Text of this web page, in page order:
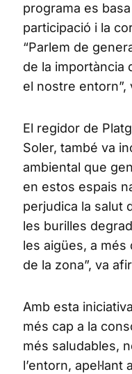
programa es
participació i la
“Parlem de
de la importància
el nostre entorn”,
El regidor de
Soler, també va
ambiental que
en estos espais
perjudica la salut
les burilles
les aigües, a més
de la zona”, va
Amb esta
més cap a la
més saludables,
l’entorn, apel·lant